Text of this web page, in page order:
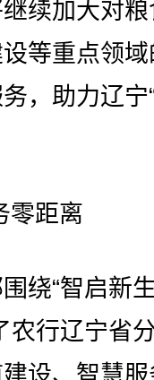
续加大对
等重点领
，助力辽宁
距离
“智启新
农行辽宁省
设、智慧